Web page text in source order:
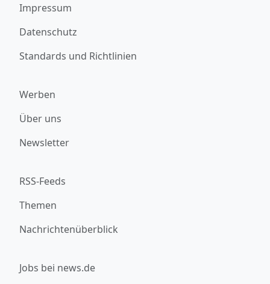
Impressum
Datenschutz
Standards und Richtlinien
Werben
Über uns
Newsletter
RSS-Feeds
Themen
Nachrichtenüberblick
Jobs bei news.de